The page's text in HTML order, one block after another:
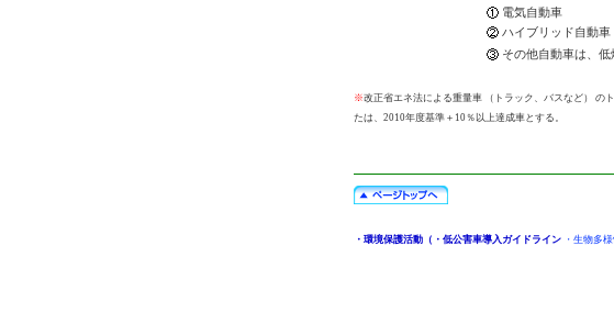
電気自
ハイブリ
その他自動車は、
※改正省エネ法による重量車 （トラック、バスなど） の
たは、2010年度基準＋10％以上達成車とする。
・環境保護活動（・低公害車導入ガイドライン ・ 生物多